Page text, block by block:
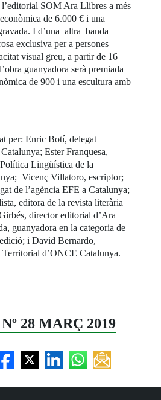
SOM Ara Llibres a més
de 6.000 € i una
I d’una altra banda
exclusiva per a persones
visual greu, a partir de 16
guanyadora serà premiada
de 900 i una escultura amb
per: Enric Botí, delegat
Ester Franquesa,
Lingüística de la
Vicenç Villatoro, escriptor;
de l’agència EFE a Catalunya;
editora de la revista literària
director editorial d’Ara
guanyadora en la categoria de
i David Bernardo,
d’ONCE Catalunya.
28 MARÇ 2019